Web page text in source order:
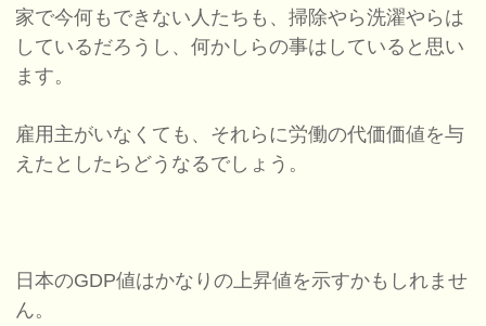
家で今何もできない人たちも、掃除やら洗濯やらは
しているだろうし、何かしらの事はしていると思い
ます。
雇用主がいなくても、それらに労働の代価価値を与
えたとしたらどうなるでしょう。
日本のGDP値はかなりの上昇値を示すかもしれませ
ん。